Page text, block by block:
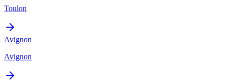
Toulon
Avignon
Avignon